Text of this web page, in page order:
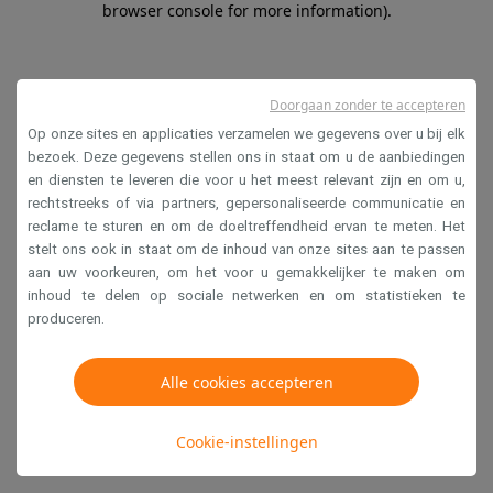
browser console for more information).
Op onze sites en applicaties verzamelen we gegevens over u bij elk
bezoek. Deze gegevens stellen ons in staat om u de aanbiedingen
en diensten te leveren die voor u het meest relevant zijn en om u,
rechtstreeks of via partners, gepersonaliseerde communicatie en
reclame te sturen en om de doeltreffendheid ervan te meten. Het
stelt ons ook in staat om de inhoud van onze sites aan te passen
aan uw voorkeuren, om het voor u gemakkelijker te maken om
inhoud te delen op sociale netwerken en om statistieken te
produceren.
Alle cookies accepteren
Cookie-instellingen
Doorgaan zonder te accepteren